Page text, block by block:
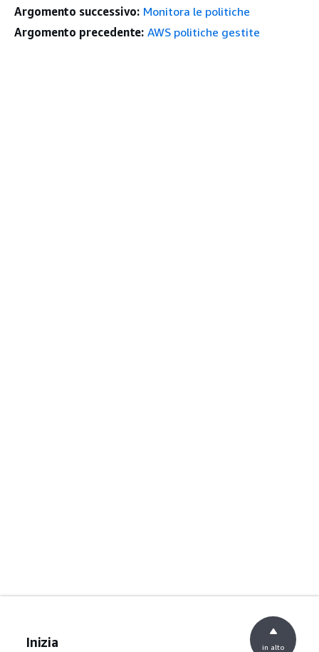
Argomento successivo: Monitora le politiche
Argomento precedente: AWS politiche gestite
Inizia in alto